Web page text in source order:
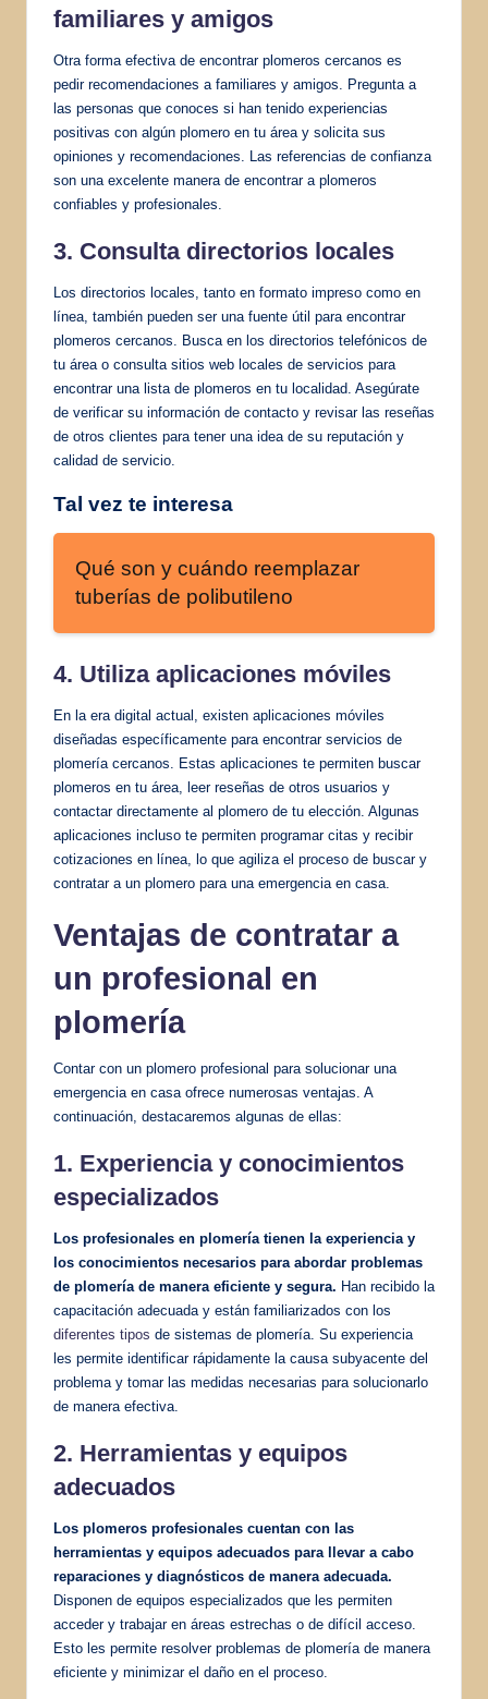
familiares y amigos
Otra forma efectiva de encontrar plomeros cercanos es
pedir recomendaciones a familiares y amigos. Pregunta a
las personas que conoces si han tenido experiencias
positivas con algún plomero en tu área y solicita sus
opiniones y recomendaciones. Las referencias de confianza
son una excelente manera de encontrar a plomeros
confiables y profesionales.
3. Consulta directorios locales
Los directorios locales, tanto en formato impreso como en
línea, también pueden ser una fuente útil para encontrar
plomeros cercanos. Busca en los directorios telefónicos de
tu área o consulta sitios web locales de servicios para
encontrar una lista de plomeros en tu localidad. Asegúrate
de verificar su información de contacto y revisar las reseñas
de otros clientes para tener una idea de su reputación y
calidad de servicio.
Tal vez te interesa
Qué son y cuándo reemplazar
tuberías de polibutileno
4. Utiliza aplicaciones móviles
En la era digital actual, existen aplicaciones móviles
diseñadas específicamente para encontrar servicios de
plomería cercanos. Estas aplicaciones te permiten buscar
plomeros en tu área, leer reseñas de otros usuarios y
contactar directamente al plomero de tu elección. Algunas
aplicaciones incluso te permiten programar citas y recibir
cotizaciones en línea, lo que agiliza el proceso de buscar y
contratar a un plomero para una emergencia en casa.
Ventajas de contratar a
un profesional en
plomería
Contar con un plomero profesional para solucionar una
emergencia en casa ofrece numerosas ventajas. A
continuación, destacaremos algunas de ellas:
1. Experiencia y conocimientos
especializados
Los profesionales en plomería tienen la experiencia y
los conocimientos necesarios para abordar problemas
de plomería de manera eficiente y segura. Han recibido la
capacitación adecuada y están familiarizados con los
diferentes tipos de sistemas de plomería. Su experiencia
les permite identificar rápidamente la causa subyacente del
problema y tomar las medidas necesarias para solucionarlo
de manera efectiva.
2. Herramientas y equipos
adecuados
Los plomeros profesionales cuentan con las
herramientas y equipos adecuados para llevar a cabo
reparaciones y diagnósticos de manera adecuada.
Disponen de equipos especializados que les permiten
acceder y trabajar en áreas estrechas o de difícil acceso.
Esto les permite resolver problemas de plomería de manera
eficiente y minimizar el daño en el proceso.